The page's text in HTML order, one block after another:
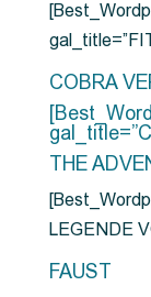
COBRA
THE
LEGENDE
FAUST